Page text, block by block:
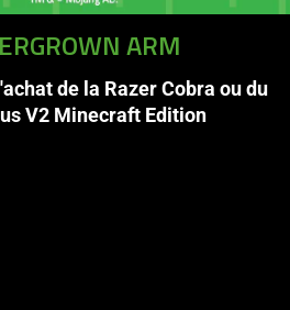
ARM
de la Razer Cobra ou du
V2 Minecraft Edition